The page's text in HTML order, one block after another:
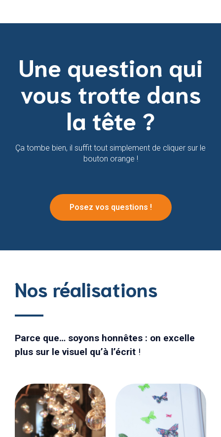
Une question qui
vous trotte dans
la tête ?
Ça tombe bien, il suffit tout simplement de cliquer sur le
bouton orange !
Posez vos questions !
Nos réalisations
Parce que… soyons honnêtes : on excelle
plus sur le visuel qu’à l’écrit !